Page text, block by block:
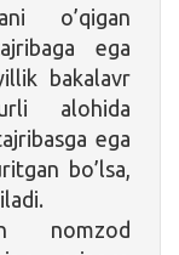
o’qigan
ega
bakalavr
alohida
ega
bo’lsa,
nomzod